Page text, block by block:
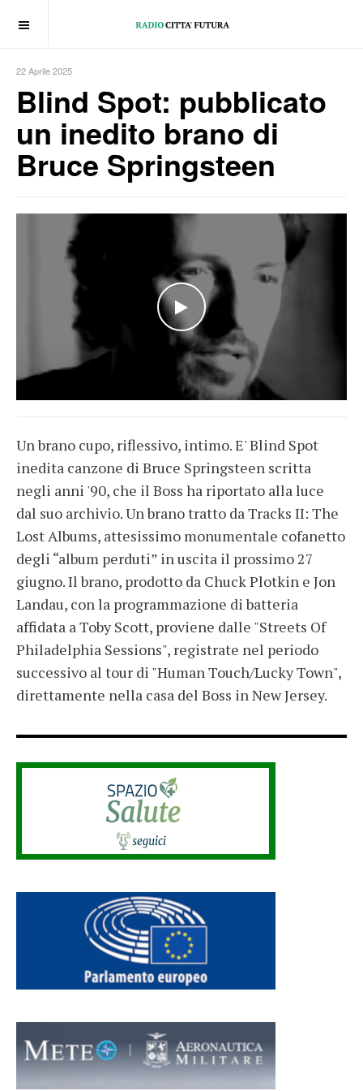
22 Aprile 2025
Blind Spot: pubblicato
un inedito brano di
Bruce Springsteen
WATCH THE VIDEO
Un brano cupo, riflessivo, intimo. E' Blind Spot
inedita canzone di Bruce Springsteen scritta
negli anni '90, che il Boss ha riportato alla luce
dal suo archivio. Un brano tratto da Tracks II: The
Lost Albums, attesissimo monumentale cofanetto
degli “album perduti” in uscita il prossimo 27
giugno. Il brano, prodotto da Chuck Plotkin e Jon
Landau, con la programmazione di batteria
affidata a Toby Scott, proviene dalle "Streets Of
Philadelphia Sessions", registrate nel periodo
successivo al tour di "Human Touch/Lucky Town",
direttamente nella casa del Boss in New Jersey.